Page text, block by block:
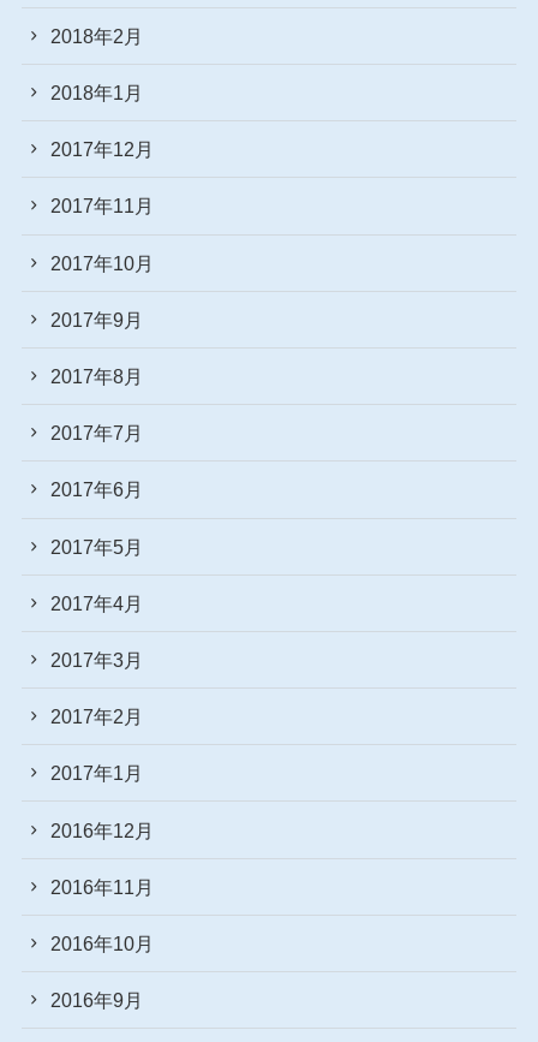
2018年2月
2018年1月
2017年12月
2017年11月
2017年10月
2017年9月
2017年8月
2017年7月
2017年6月
2017年5月
2017年4月
2017年3月
2017年2月
2017年1月
2016年12月
2016年11月
2016年10月
2016年9月